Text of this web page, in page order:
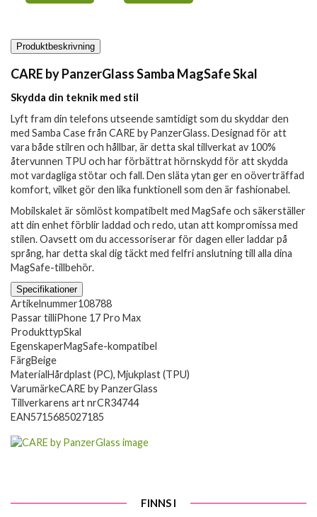
Produktbeskrivning
CARE by PanzerGlass Samba MagSafe Skal
Skydda din teknik med stil
Lyft fram din telefons utseende samtidigt som du skyddar den
med Samba Case från CARE by PanzerGlass. Designad för att
vara både stilren och hållbar, är detta skal tillverkat av 100%
återvunnen TPU och har förbättrat hörnskydd för att skydda
mot vardagliga stötar och fall. Den släta ytan ger en oöverträffad
komfort, vilket gör den lika funktionell som den är fashionabel.
Mobilskalet är sömlöst kompatibelt med MagSafe och säkerställer
att din enhet förblir laddad och redo, utan att kompromissa med
stilen. Oavsett om du accessoriserar för dagen eller laddar på
språng, har detta skal dig täckt med felfri anslutning till alla dina
MagSafe-tillbehör.
Specifikationer
Artikelnummer108788
Passar tilliPhone 17 Pro Max
ProdukttypSkal
EgenskaperMagSafe-kompatibel
FärgBeige
MaterialHårdplast (PC), Mjukplast (TPU)
VarumärkeCARE by PanzerGlass
Tillverkarens art nrCR34744
EAN5715685027185
FINNS I